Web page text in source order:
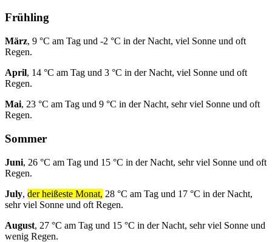
Frühling
März, 9 °C am Tag und -2 °C in der Nacht, viel Sonne und oft
Regen.
April, 14 °C am Tag und 3 °C in der Nacht, viel Sonne und oft
Regen.
Mai, 23 °C am Tag und 9 °C in der Nacht, sehr viel Sonne und oft
Regen.
Sommer
Juni, 26 °C am Tag und 15 °C in der Nacht, sehr viel Sonne und oft
Regen.
July, der heißeste Monat, 28 °C am Tag und 17 °C in der Nacht,
sehr viel Sonne und oft Regen.
August, 27 °C am Tag und 15 °C in der Nacht, sehr viel Sonne und
wenig Regen.